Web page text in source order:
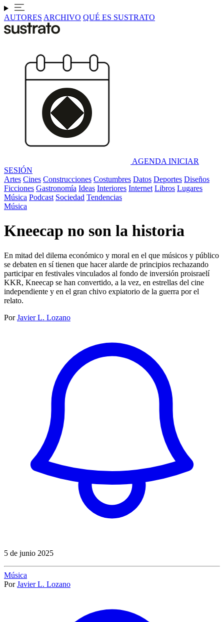
AUTORES ARCHIVO QUÉ ES SUSTRATO
AGENDA INICIAR
SESIÓN
Artes Cines Construcciones Costumbres Datos Deportes Diseños
Ficciones Gastronomía Ideas Interiores Internet Libros Lugares
Música Podcast Sociedad Tendencias
Música
Kneecap no son la historia
En mitad del dilema económico y moral en el que músicos y público
se debaten en sí tienen que hacer alarde de principios rechazando
participar en festivales vinculados al fondo de inversión proisraelí
KKR, Kneecap se han convertido, a la vez, en estrellas del cine
independiente y en el gran chivo expiatorio de la guerra por el
relato.
Por Javier L. Lozano
5 de junio 2025
Música
Por Javier L. Lozano